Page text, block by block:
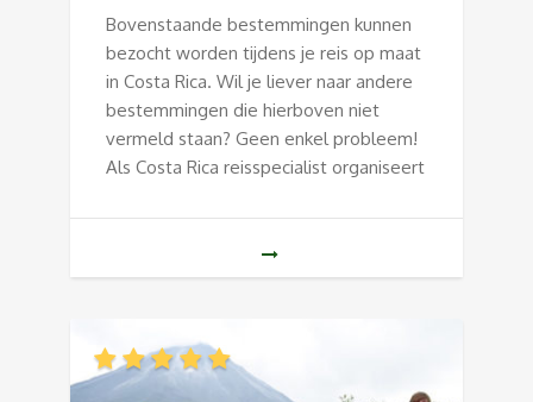
Bovenstaande bestemmingen kunnen
bezocht worden tijdens je reis op maat
in Costa Rica. Wil je liever naar andere
bestemmingen die hierboven niet
vermeld staan? Geen enkel probleem!
Als Costa Rica reisspecialist organiseert